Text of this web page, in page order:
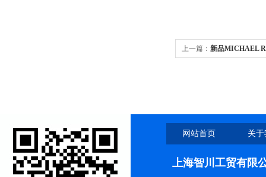
上一篇： 新品MICHAEL
网站首页 关
上海智川工贸有限